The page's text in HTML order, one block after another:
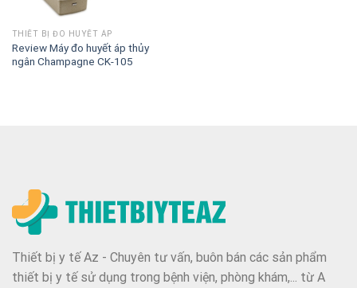
THIẾT BỊ ĐO HUYẾT ÁP
Review Máy đo huyết áp thủy
ngân Champagne CK-105
Thiết bị y tế Az - Chuyên tư vấn, buôn bán các sản phẩm
thiết bị y tế sử dụng trong bệnh viện, phòng khám,... từ A